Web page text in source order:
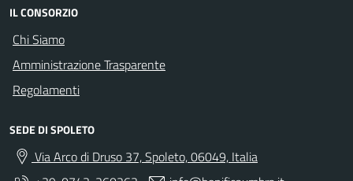
IL CONSORZIO
Chi Siamo
Amministrazione Trasparente
Regolamenti
SEDE DI SPOLETO
Via Arco di Druso 37, Spoleto, 06049, Italia